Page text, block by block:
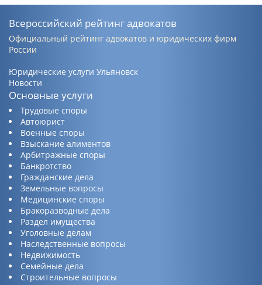
Всероссийский рейтинг адвокатов
Официальный рейтинг адвокатов и юридических фирм
России
Юридические услуги Ульяновск
Новости
Основные услуги
Трудовые споры
Автоюрист
Военные споры
Взыскание алиментов
Арбитражные споры
Банкротство
Гражданские дела
Земельные вопросы
Медицинские споры
Бракоразводные дела
Раздел имущества
Уголовные делам
Наследственные вопросы
Недвижимость
Семейные дела
Строительные вопросы